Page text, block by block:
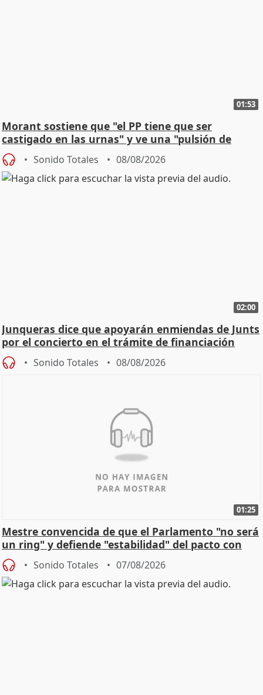
01:53
Morant sostiene que "el PP tiene que ser
castigado en las urnas" y ve una "pulsión de
cambio"
Sonido Totales 08/08/2026
02:00
Junqueras dice que apoyarán enmiendas de Junts
por el concierto en el trámite de financiación
Sonido Totales 08/08/2026
01:25
Mestre convencida de que el Parlamento "no será
un ring" y defiende "estabilidad" del pacto con
Vox
Sonido Totales 07/08/2026